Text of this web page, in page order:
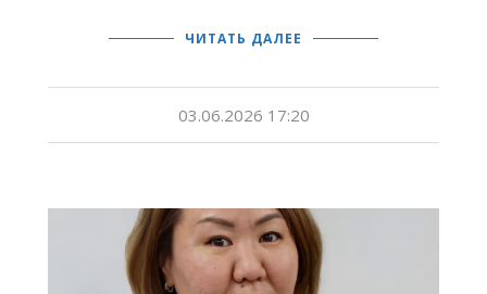
ЧИТАТЬ ДАЛЕЕ
03.06.2026 17:20